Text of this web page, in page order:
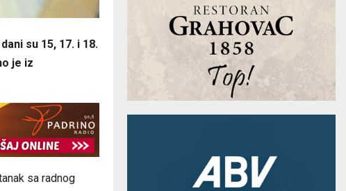
su 15, 17. i 18.
je iz
sa radnog